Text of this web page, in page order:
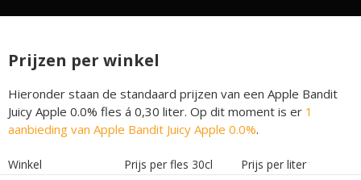
Prijzen per winkel
Hieronder staan de standaard prijzen van een Apple Bandit
Juicy Apple 0.0% fles á 0,30 liter. Op dit moment is er 1
aanbieding van Apple Bandit Juicy Apple 0.0%.
Winkel Prijs per fles 30cl
Prijs per liter